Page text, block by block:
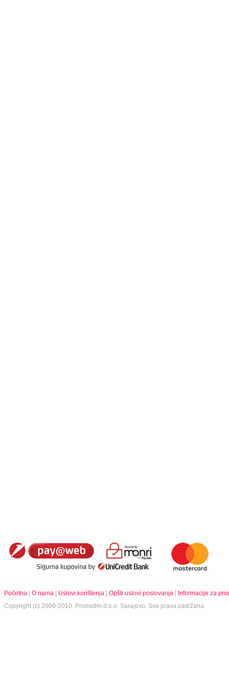
Početna O nama Uslovi korištenja Opšti uslovi poslovanja
Informacije za
Copyright (c) 2009-2010. Promotim d.o.o. Sarajevo. Sva prava zadržana.